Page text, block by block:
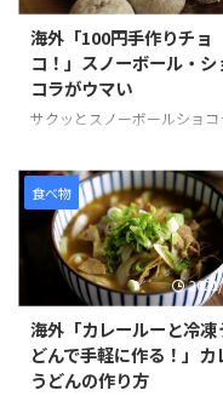
様に砕いて、パン粉を付ける
でまぶし、揚げる前のコロッ
ように形を整えていきます。
庫で1時間半ほど冷やし固めて
最後にチョコレートをソース
「なんちゃってコロッケ」の
を見てみましょう。 引用元：
https://www.you ...
海外「100円手作りチョ
コ！」スノーボール・シ
コラがウマい
サクッとスノーボールショコ
るミックス粉シリーズのひと
で、材料の準備がバターの
ることができます。 バター
温に戻すか、電子レンジを使
やわらかくすることができま
また混ぜて生地をまとめて
して形を作る工程は、クッキ
りとほぼ同じで、混ぜる材料
ない分もっと簡単にできそう
す。 そんな「スノーボール・
食べ物
海外「カレールーと冷凍
どんで手軽に作る！」カ
うどんの作り方